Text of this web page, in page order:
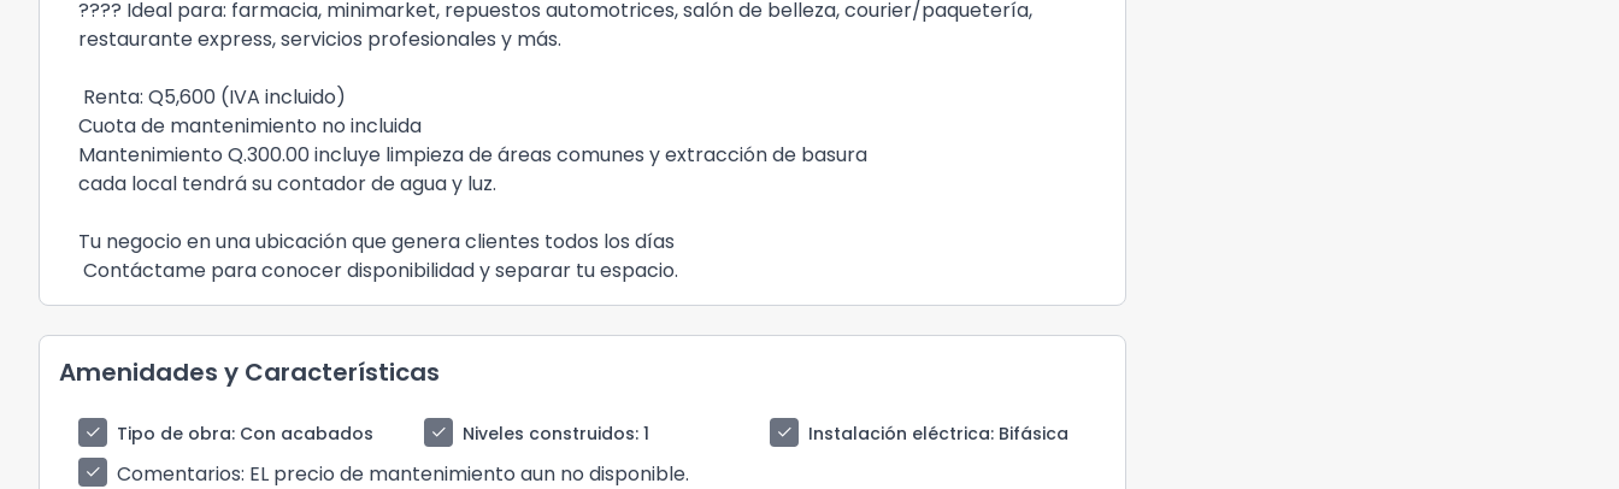
???? Ideal para: farmacia, minimarket, repuestos automotrices, salón de belleza, courier/paquetería,
restaurante express, servicios profesionales y más.
Renta: Q5,600 (IVA incluido)
Cuota de mantenimiento no incluida
Mantenimiento Q.300.00 incluye limpieza de áreas comunes y extracción de basura
cada local tendrá su contador de agua y luz.
Tu negocio en una ubicación que genera clientes todos los días
Contáctame para conocer disponibilidad y separar tu espacio.
Amenidades y Características
check Tipo de obra: Con acabados check Niveles construidos: 1 check Instalación eléctrica: Bifásica
check
Comentarios: EL precio de mantenimiento aun no disponible.